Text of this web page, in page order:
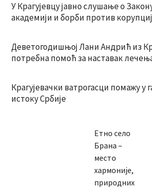
У Крагујевцу јавно слушање о
академији и борби против
Деветогодишњој Лани Андрић из
потребна помоћ за наставак
Крагујевачки ватрогасци помажу у
истоку Србије
Етно село
Брана –
место
хармоније,
природних